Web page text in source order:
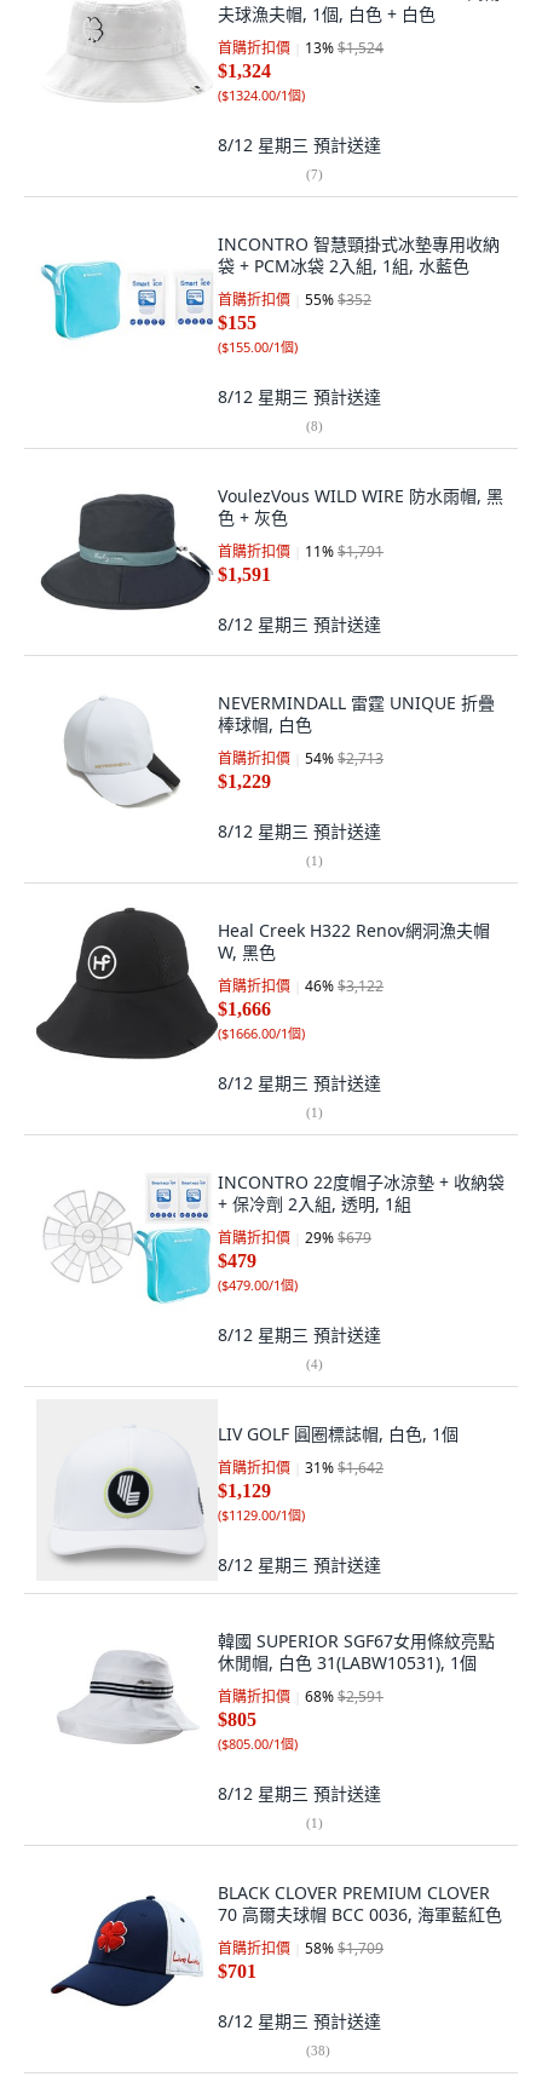
夫球漁夫帽, 1個, 白色 + 白色
首購折扣價 13%$1,524
$1,324
($1324.00/1個)
8/12 星期三 預計送達
(7)
INCONTRO 智慧頸掛式冰墊專用收納
袋 + PCM冰袋 2入組, 1組, 水藍色
首購折扣價 55%$352
$155
($155.00/1個)
8/12 星期三 預計送達
(8)
VoulezVous WILD WIRE 防水雨帽, 黑
色 + 灰色
首購折扣價 11%$1,791
$1,591
8/12 星期三 預計送達
NEVERMINDALL 雷霆 UNIQUE 折疊
棒球帽, 白色
首購折扣價 54%$2,713
$1,229
8/12 星期三 預計送達
(1)
Heal Creek H322 Renov網洞漁夫帽
W, 黑色
首購折扣價 46%$3,122
$1,666
($1666.00/1個)
8/12 星期三 預計送達
(1)
INCONTRO 22度帽子冰涼墊 + 收納袋
+ 保冷劑 2入組, 透明, 1組
首購折扣價 29%$679
$479
($479.00/1個)
8/12 星期三 預計送達
(4)
LIV GOLF 圓圈標誌帽, 白色, 1個
首購折扣價 31%$1,642
$1,129
($1129.00/1個)
8/12 星期三 預計送達
韓國 SUPERIOR SGF67女用條紋亮點
休閒帽, 白色 31(LABW10531), 1個
首購折扣價 68%$2,591
$805
($805.00/1個)
8/12 星期三 預計送達
(1)
BLACK CLOVER PREMIUM CLOVER
70 高爾夫球帽 BCC 0036, 海軍藍紅色
首購折扣價 58%$1,709
$701
8/12 星期三 預計送達
(38)